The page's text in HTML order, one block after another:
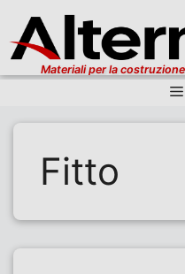
Materiali per la
Fitto